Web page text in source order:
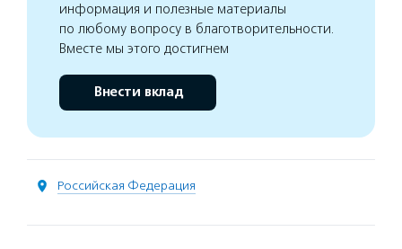
информация и полезные материалы
по любому вопросу в благотворительности.
Вместе мы этого достигнем
Внести вклад
Российская Федерация